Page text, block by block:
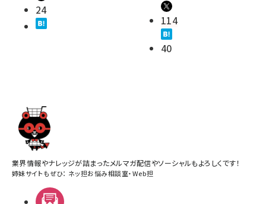
24
114
40
業界情報やナレッジが詰まったメルマガ配信やソーシャルもよろしくです！
姉妹サイトもぜひ： ネッ担お悩み相談室・Web担